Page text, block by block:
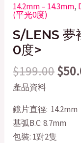
14.2mm – 14.3mm,
(平光0度)
S/LENS 夢
0度>
$199.00$
產品資料
鏡片直徑: 14.2mm
基弧B.C: 8.7mm
包裝: 1對2隻